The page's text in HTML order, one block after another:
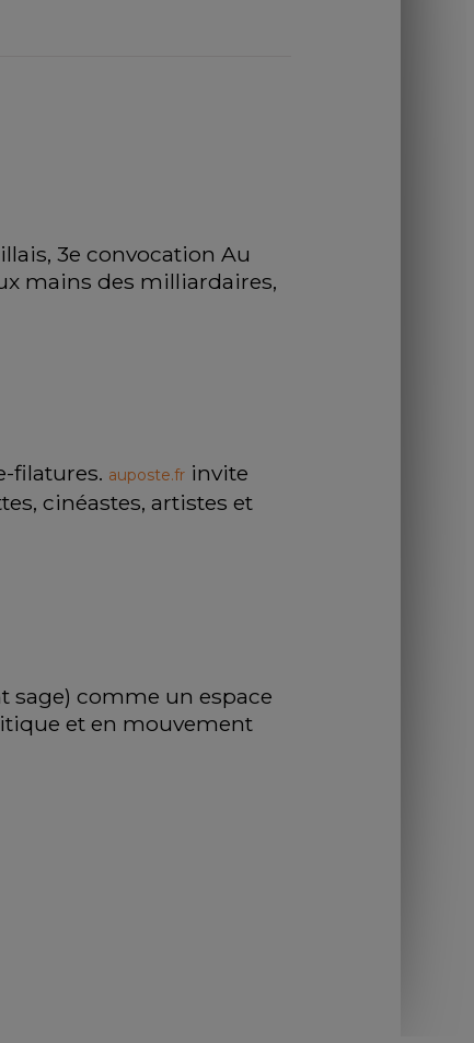
3e convocation Au
mains des milliardaires,
filatures. auposte.fr invite
cinéastes, artistes et
sage) comme un espace
et en mouvement